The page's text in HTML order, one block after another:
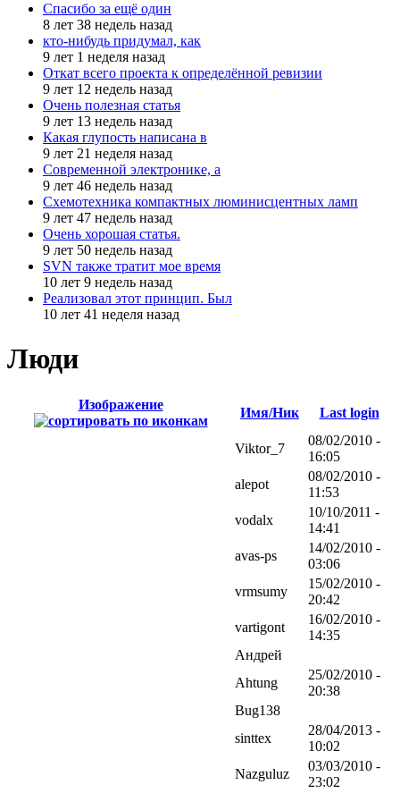
Спасибо за ещё один
8 лет 38 недель назад
кто-нибудь придумал, как
9 лет 1 неделя назад
Откат всего проекта к определённой ревизии
9 лет 12 недель назад
Очень полезная статья
9 лет 13 недель назад
Какая глупость написана в
9 лет 21 неделя назад
Современной электронике, а
9 лет 46 недель назад
Схемотехника компактных люминисцентных ламп
9 лет 47 недель назад
Очень хорошая статья.
9 лет 50 недель назад
SVN также тратит мое время
10 лет 9 недель назад
Реализовал этот принцип. Был
10 лет 41 неделя назад
Люди
Изображение
Имя/Ник Last login
Viktor_7
08/02/2010 -
16:05
alepot
08/02/2010 -
11:53
vodalx
10/10/2011 -
14:41
avas-ps
14/02/2010 -
03:06
vrmsumy
15/02/2010 -
20:42
vartigont
16/02/2010 -
14:35
Андрей
Ahtung
25/02/2010 -
20:38
Bug138
sinttex
28/04/2013 -
10:02
Nazguluz
03/03/2010 -
23:02